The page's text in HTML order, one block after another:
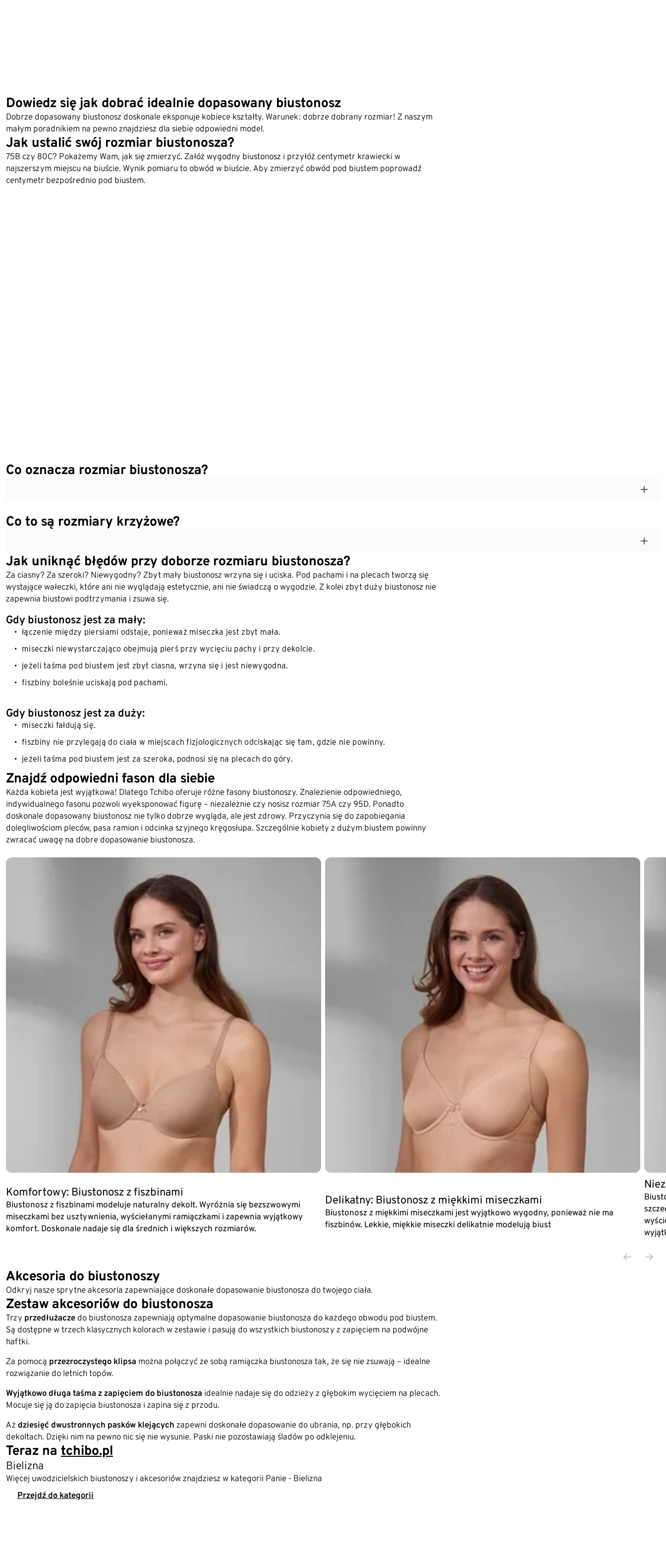
Dowiedz się jak dobrać idealnie dopasowany biustonosz
Dobrze dopasowany biustonosz doskonale eksponuje kobiece kształty. Warunek: dobrze dobrany rozmiar! Z naszym
małym poradnikiem na pewno znajdziesz dla siebie odpowiedni model.
Jak ustalić swój rozmiar biustonosza?
75B czy 80C? Pokażemy Wam, jak się zmierzyć. Załóż wygodny biustonosz i przyłóż centymetr krawiecki w
najszerszym miejscu na biuście. Wynik pomiaru to obwód w biuście. Aby zmierzyć obwód pod biustem poprowadź
centymetr bezpośrednio pod biustem.
Co oznacza rozmiar biustonosza?
Co to są rozmiary krzyżowe?
Jak uniknąć błędów przy doborze rozmiaru biustonosza?
Za ciasny? Za szeroki? Niewygodny? Zbyt mały biustonosz wrzyna się i uciska. Pod pachami i na plecach tworzą się
wystające wałeczki, które ani nie wyglądają estetycznie, ani nie świadczą o wygodzie. Z kolei zbyt duży biustonosz nie
zapewnia biustowi podtrzymania i zsuwa się.
Gdy biustonosz jest za mały:
łączenie między piersiami odstaje, ponieważ miseczka jest zbyt mała.
miseczki niewystarczająco obejmują pierś przy wycięciu pachy i przy dekolcie.
jeżeli taśma pod biustem jest zbyt ciasna, wrzyna się i jest niewygodna.
fiszbiny boleśnie uciskają pod pachami.
Gdy biustonosz jest za duży:
miseczki fałdują się.
fiszbiny nie przylegają do ciała w miejscach fizjologicznych odciskając się tam, gdzie nie powinny.
jeżeli taśma pod biustem jest za szeroka, podnosi się na plecach do góry.
Znajdź odpowiedni fason dla siebie
Każda kobieta jest wyjątkowa! Dlatego Tchibo oferuje różne fasony biustonoszy. Znalezienie odpowiedniego,
indywidualnego fasonu pozwoli wyeksponować figurę – niezależnie czy nosisz rozmiar 75A czy 95D. Ponadto
doskonale dopasowany biustonosz nie tylko dobrze wygląda, ale jest zdrowy. Przyczynia się do zapobiegania
dolegliwościom pleców, pasa ramion i odcinka szyjnego kręgosłupa. Szczególnie kobiety z dużym biustem powinny
zwracać uwagę na dobre dopasowanie biustonosza.
Komfortowy: Biustonosz z fiszbinami
Biustonosz z fiszbinami modeluje naturalny dekolt. Wyróżnia się bezszwowymi
miseczkami bez usztywnienia, wyściełanymi ramiączkami i zapewnia wyjątkowy
komfort. Doskonale nadaje się dla średnich i większych rozmiarów.
Delikatny: Biustonosz z miękkimi miseczkami
Biustonosz z miękkimi miseczkami jest wyjątkowo wygodny, ponieważ nie ma
fiszbinów. Lekkie, miękkie miseczki delikatnie modelują biust
Akcesoria do biustonoszy
Odkryj nasze sprytne akcesoria zapewniające doskonałe dopasowanie biustonosza do twojego ciała.
Zestaw akcesoriów do biustonosza
Trzy przedłużacze do biustonosza zapewniają optymalne dopasowanie biustonosza do każdego obwodu pod biustem.
Są dostępne w trzech klasycznych kolorach w zestawie i pasują do wszystkich biustonoszy z zapięciem na podwójne
haftki.
Za pomocą przezroczystego klipsa można połączyć ze sobą ramiączka biustonosza tak, że się nie zsuwają – idealne
rozwiązanie do letnich topów.
Wyjątkowo długa taśma z zapięciem do biustonosza idealnie nadaje się do odzieży z głębokim wycięciem na plecach.
Mocuje się ją do zapięcia biustonosza i zapina się z przodu.
Aż dziesięć dwustronnych pasków klejących zapewni doskonałe dopasowanie do ubrania, np. przy głębokich
dekoltach. Dzięki nim na pewno nic się nie wysunie. Paski nie pozostawiają śladów po odklejeniu.
Teraz na tchibo.pl
Bielizna
Więcej uwodzicielskich biustonoszy i akcesoriów znajdziesz w kategorii Panie - Bielizna
Przejdź do kategorii